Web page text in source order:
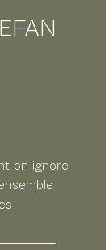
on ignore